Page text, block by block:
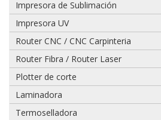
Impresora de Sublimación
Impresora UV
Router CNC / CNC Carpinteria
Router Fibra / Router Laser
Plotter de corte
Laminadora
Termoselladora